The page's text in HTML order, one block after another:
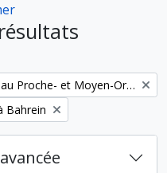
Serge Cleuziou. Du village à l'État au Proche- et Moyen-Orient
Bahrein